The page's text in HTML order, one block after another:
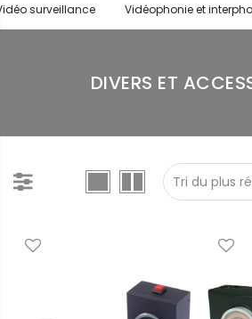
surveillance Vidéophonie et
DIVERS ET